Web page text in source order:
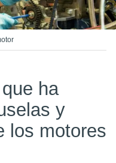
ha
y
los motores